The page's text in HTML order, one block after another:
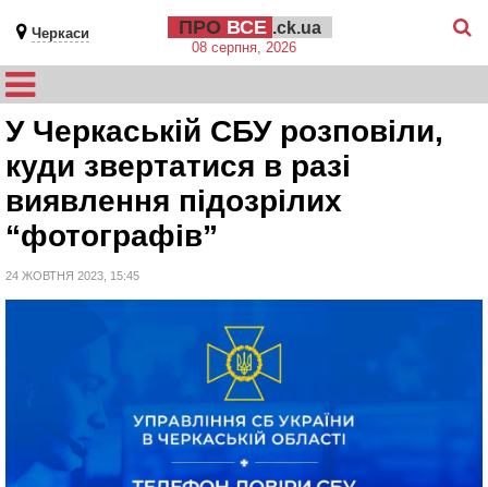
Черкаси ПРО ВСЕ .ck.ua
08 серпня, 2026
У Черкаській СБУ розповіли,
куди звертатися в разі
виявлення підозрілих
“фотографів”
24 ЖОВТНЯ 2023, 15:45